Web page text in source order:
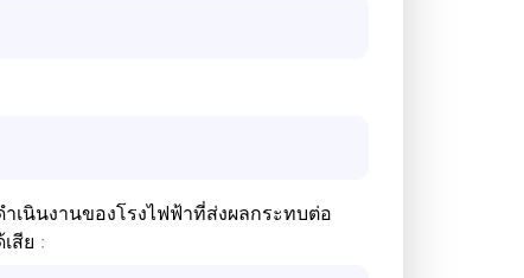
ำเนินงานของโรงไฟฟ้าที่ส่งผลกระทบต่อ
สีย :